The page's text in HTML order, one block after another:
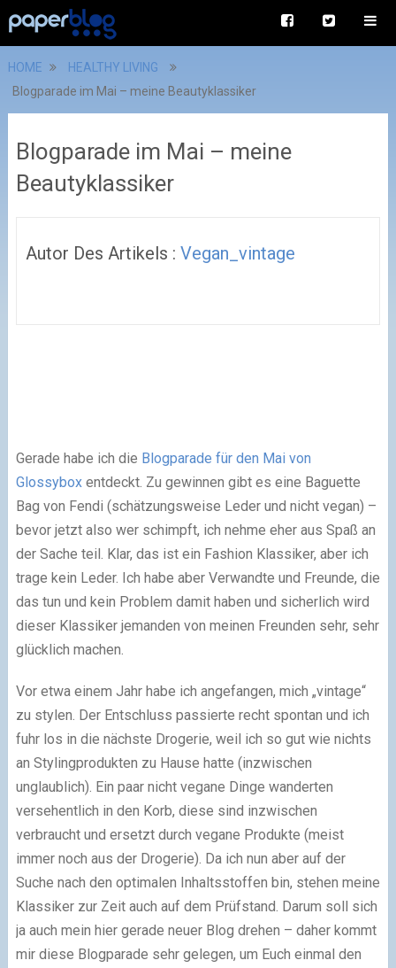
HOME
HEALTHY LIVING
Blogparade im Mai – meine Beautyklassiker
Blogparade im Mai – meine
Beautyklassiker
Autor Des Artikels : Vegan_vintage
Gerade habe ich die Blogparade für den Mai von
Glossyboxentdeckt. Zu gewinnen gibt es eine Baguette
Bag von Fendi (schätzungsweise Leder und nicht vegan) –
bevor jetzt also wer schimpft, ich nehme eher aus Spaß an
der Sache teil. Klar, das ist ein Fashion Klassiker, aber ich
trage kein Leder. Ich habe aber Verwandte und Freunde, die
das tun und kein Problem damit haben und sicherlich wird
dieser Klassiker jemanden von meinen Freunden sehr, sehr
glücklich machen.
Vor etwa einem Jahr habe ich angefangen, mich „vintage“
zu stylen. Der Entschluss passierte recht spontan und ich
fuhr los in die nächste Drogerie, weil ich so gut wie nichts
an Stylingprodukten zu Hause hatte (inzwischen
unglaublich). Ein paar nicht vegane Dinge wanderten
versehentlich in den Korb, diese sind inzwischen
verbraucht und ersetzt durch vegane Produkte (meist
immer noch aus der Drogerie). Da ich nun aber auf der
Suche nach den optimalen Inhaltsstoffen bin, stehen meine
Klassiker zur Zeit auch auf dem Prüfstand. Darum soll sich
ja auch mein hier gerade neuer Blog drehen – daher kommt
mir diese Blogparade sehr gelegen, um Euch einmal den